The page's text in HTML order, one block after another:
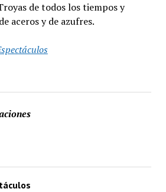
de todos los tiempos y
aceros y de azufres.